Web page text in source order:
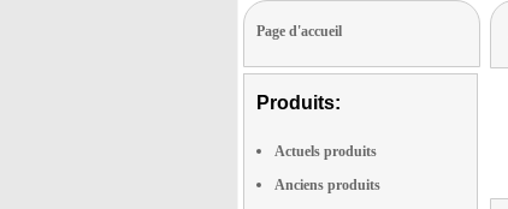
Page d'accueil
Produits:
Actuels produits
Anciens produits